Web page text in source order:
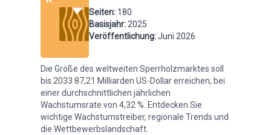
Seiten: 180
Basisjahr: 2025
Veröffentlichung: Juni 2026
Die Größe des weltweiten Sperrholzmarktes soll
bis 2033 87,21 Milliarden US-Dollar erreichen, bei
einer durchschnittlichen jährlichen
Wachstumsrate von 4,32 %. Entdecken Sie
wichtige Wachstumstreiber, regionale Trends und
die Wettbewerbslandschaft.